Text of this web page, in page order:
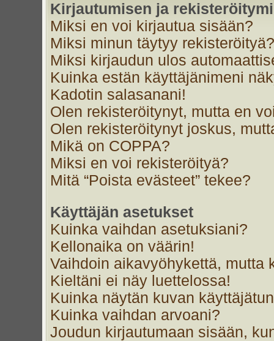
Kirjautumisen ja
Miksi en voi kirjautua sisään?
Miksi minun täytyy rekisteröityä?
Miksi kirjaudun ulos
Kuinka estän käyttäjänimeni
Kadotin salasanani!
Olen rekisteröitynyt, mutta en
Olen rekisteröitynyt joskus,
Mikä on COPPA?
Miksi en voi rekisteröityä?
Mitä “Poista evästeet” tekee?
Käyttäjän asetukset
Kuinka vaihdan asetuksiani?
Kellonaika on väärin!
Vaihdoin aikavyöhykettä, mutta
Kieltäni ei näy luettelossa!
Kuinka näytän kuvan
Kuinka vaihdan arvoani?
Joudun kirjautumaan sisään,